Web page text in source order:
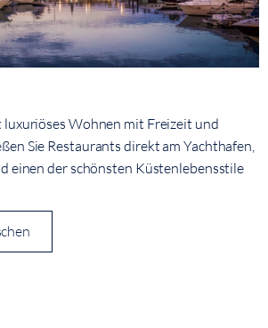
Wohnen mit Freizeit und
Sie Restaurants direkt am Yachthafen,
einen der schönsten Küstenlebensstile